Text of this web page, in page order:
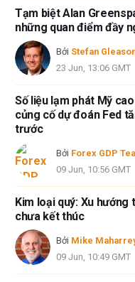
FXStreet và tác giả không
giả không cam đoan về tính
tin này. FXStreet và tác giả
thiếu sót hoặc bất kỳ tổn
thông tin này và việc hiển thị
Tác giả và FXStreet không
có nội dung nào trong bài
Tạm biệt Alan
những quan điểm đầy
Bởi Stefan
23 Jun, 13:06 GMT
Số liệu lạm phát Mỹ
củng cố dự đoán Fed
trước
Bởi Forex GDP
09 Jun, 10:56 GMT
Kim loại quý: Xu
chưa kết thúc
Bởi Mike
09 Jun, 10:49 GMT